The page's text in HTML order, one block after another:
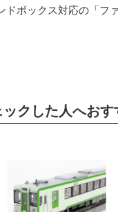
ボックス対応の「ファ
クした人へおす